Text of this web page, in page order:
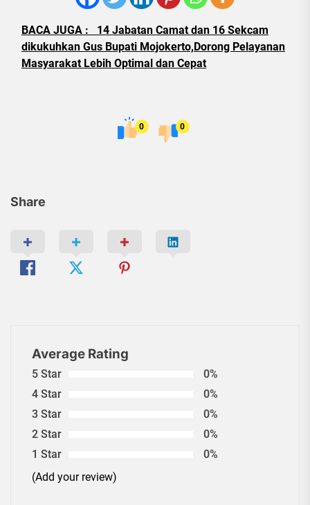
Share
BACA JUGA :
14 Jabatan Camat dan 16 Sekcam
dikukuhkan Gus Bupati Mojokerto,Dorong Pelayanan
Masyarakat Lebih Optimal dan Cepat
0 0
Average Rating
5 Star
0%
4 Star
0%
3 Star
0%
2 Star
0%
1 Star
0%
(Add your review)